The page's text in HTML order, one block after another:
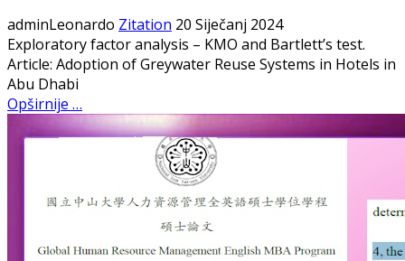
adminLeonardo Zitation 20 Siječanj 2024
Exploratory factor analysis – KMO and Bartlett’s test.
Article: Adoption of Greywater Reuse Systems in Hotels in
Abu Dhabi
Opširnije …